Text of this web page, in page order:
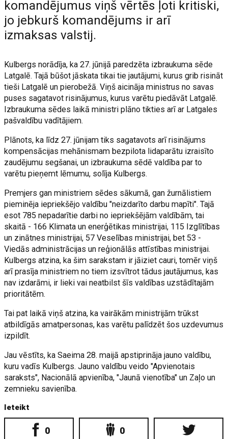
komandējumus viņš vērtēs ļoti kritiski,
jo jebkurš komandējums ir arī
izmaksas valstij.
Kulbergs norādīja, ka 27. jūnijā paredzēta izbraukuma sēde
Latgalē. Tajā būšot jāskata tikai tie jautājumi, kurus grib risināt
tieši Latgalē un pierobežā. Viņš aicināja ministrus no savas
puses sagatavot risinājumus, kurus varētu piedāvāt Latgalē.
Izbraukuma sēdes laikā ministri plāno tikties arī ar Latgales
pašvaldību vadītājiem.
Plānots, ka līdz 27. jūnijam tiks sagatavots arī risinājums
kompensācijas mehānismam bezpilota lidaparātu izraisīto
zaudējumu segšanai, un izbraukuma sēdē valdība par to
varētu pieņemt lēmumu, solīja Kulbergs.
Premjers gan ministriem sēdes sākumā, gan žurnālistiem
pieminēja iepriekšējo valdību "neizdarīto darbu mapīti". Tajā
esot 785 nepadarītie darbi no iepriekšējām valdībām, tai
skaitā - 166 Klimata un enerģētikas ministrijai, 115 Izglītības
un zinātnes ministrijai, 57 Veselības ministrijai, bet 53 -
Viedās administrācijas un reģionālās attīstības ministrijai.
Kulbergs atzina, ka šim sarakstam ir jāiziet cauri, tomēr viņš
arī prasīja ministriem no tiem izsvītrot tādus jautājumus, kas
nav izdarāmi, ir lieki vai neatbilst šīs valdības uzstādītajām
prioritātēm.
Tai pat laikā viņš atzina, ka vairākām ministrijām trūkst
atbildīgās amatpersonas, kas varētu palīdzēt šos uzdevumus
izpildīt.
Jau vēstīts, ka Saeima 28. maijā apstiprināja jauno valdību,
kuru vadīs Kulbergs. Jauno valdību veido "Apvienotais
saraksts", Nacionālā apvienība, "Jaunā vienotība" un Zaļo un
zemnieku savienība.
Ieteikt
0 0